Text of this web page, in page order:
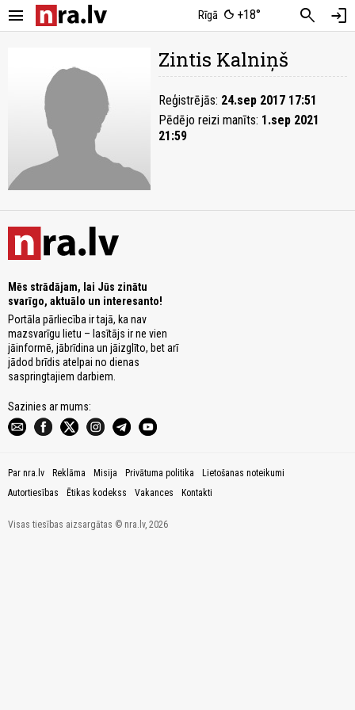
menu Rīgā +18° search login
Zintis Kalniņš
Reģistrējās: 24.sep 2017 17:51
Pēdējo reizi manīts: 1.sep 2021
21:59
Mēs strādājam, lai Jūs zinātu
svarīgo, aktuālo un interesanto!
Portāla pārliecība ir tajā, ka nav
mazsvarīgu lietu – lasītājs ir ne vien
jāinformē, jābrīdina un jāizglīto, bet arī
jādod brīdis atelpai no dienas
saspringtajiem darbiem.
Sazinies ar mums:
Par nra.lv Reklāma Misija Privātuma politika
Lietošanas noteikumi
Autortiesības
Ētikas kodekss Vakances Kontakti
Visas tiesības aizsargātas © nra.lv, 2026